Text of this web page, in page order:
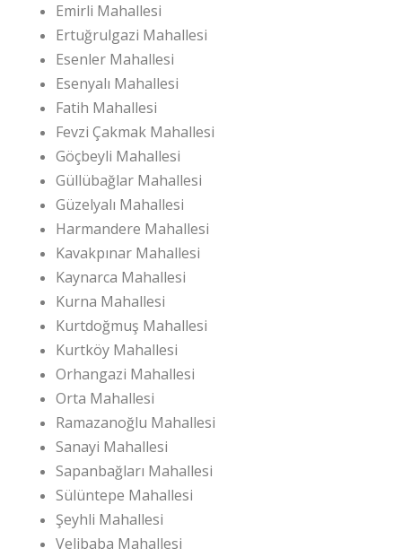
Emirli Mahallesi
Ertuğrulgazi Mahallesi
Esenler Mahallesi
Esenyalı Mahallesi
Fatih Mahallesi
Fevzi Çakmak Mahallesi
Göçbeyli Mahallesi
Güllübağlar Mahallesi
Güzelyalı Mahallesi
Harmandere Mahallesi
Kavakpınar Mahallesi
Kaynarca Mahallesi
Kurna Mahallesi
Kurtdoğmuş Mahallesi
Kurtköy Mahallesi
Orhangazi Mahallesi
Orta Mahallesi
Ramazanoğlu Mahallesi
Sanayi Mahallesi
Sapanbağları Mahallesi
Sülüntepe Mahallesi
Şeyhli Mahallesi
Velibaba Mahallesi